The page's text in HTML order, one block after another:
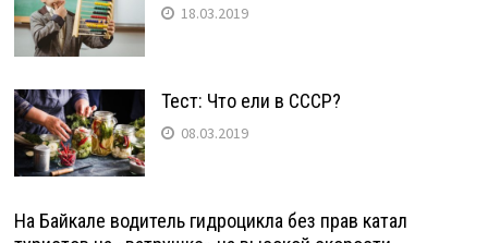
18.03.2019
Тест: Что ели в СССР?
08.03.2019
На Байкале водитель гидроцикла без прав катал